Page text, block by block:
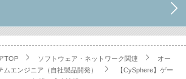
TOP ソフトウェア・ネットワーク関連
オー
ムエンジニア（自社製品開発）
【CySphere】ゲー